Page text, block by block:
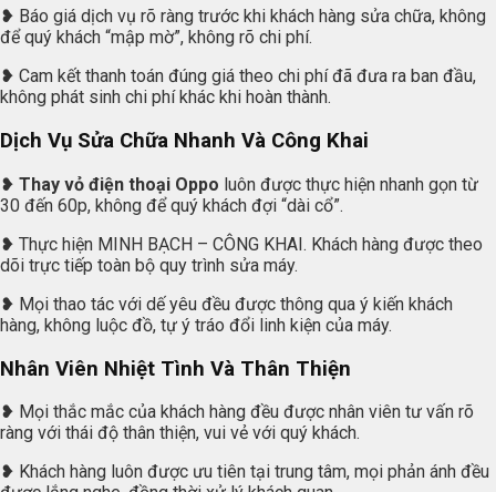
❥ Báo giá dịch vụ rõ ràng trước khi khách hàng sửa chữa, không
để quý khách “mập mờ”, không rõ chi phí.
❥ Cam kết thanh toán đúng giá theo chi phí đã đưa ra ban đầu,
không phát sinh chi phí khác khi hoàn thành.
Dịch Vụ Sửa Chữa Nhanh Và Công Khai
❥ Thay vỏ điện thoại Oppo luôn được thực hiện nhanh gọn từ
30 đến 60p, không để quý khách đợi “dài cổ”.
❥ Thực hiện MINH BẠCH – CÔNG KHAI. Khách hàng được theo
dõi trực tiếp toàn bộ quy trình sửa máy.
❥ Mọi thao tác với dế yêu đều được thông qua ý kiến khách
hàng, không luộc đồ, tự ý tráo đổi linh kiện của máy.
Nhân Viên Nhiệt Tình Và Thân Thiện
❥ Mọi thắc mắc của khách hàng đều được nhân viên tư vấn rõ
ràng với thái độ thân thiện, vui vẻ với quý khách.
❥ Khách hàng luôn được ưu tiên tại trung tâm, mọi phản ánh đều